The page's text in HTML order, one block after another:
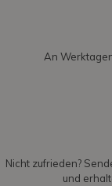
An
Nicht zufrieden?
und